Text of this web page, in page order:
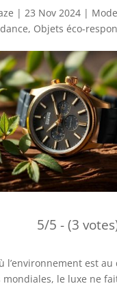
| 23 Nov 2024|
, Objets éco-
5/5 - (3
l’environnement est
le luxe ne